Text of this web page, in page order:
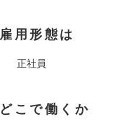
雇用形態は
正社員
どこで働くか